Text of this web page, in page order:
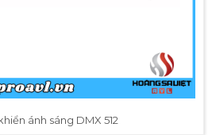
ánh sáng DMX 512